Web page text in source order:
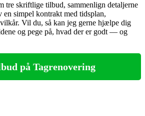
tre skriftlige tilbud, sammenlign detaljerne
simpel kontrakt med tidsplan,
Vil du, så kan jeg gerne hjælpe dig
og pege på, hvad der er godt — og
på Tagrenovering